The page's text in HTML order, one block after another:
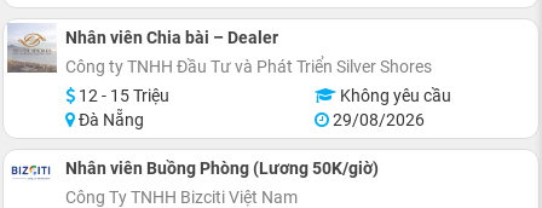
Nhân viên Chia bài – Dealer
Công ty TNHH Đầu Tư và Phát Triển Silver Shores
12 - 15 Triệu
Không yêu cầu
Đà Nẵng
29/08/2026
Nhân viên Buồng Phòng (Lương 50K/giờ)
Công Ty TNHH Bizciti Việt Nam